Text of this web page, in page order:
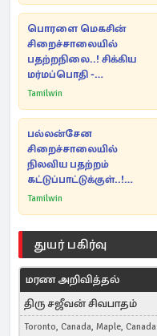
பொரளை மெகசின்
சிறைச்சாலையில்
பதற்றநிலை..! சிக்கிய
மர்மப்பொதி -
பின்னணியில் வெளியான
Tamilwin
பல்லன்சேன
சிறைச்சாலையில்
நிலவிய பதற்றம்
கட்டுப்பாட்டுக்குள்..!
அதிரடியாக களமிறங்கிய
Tamilwin
துயர் பகிர்வு
மரண அறிவித்தல்
திரு சஜீவன் சிவபாதம்
Toronto, Canada, Maple, Canada